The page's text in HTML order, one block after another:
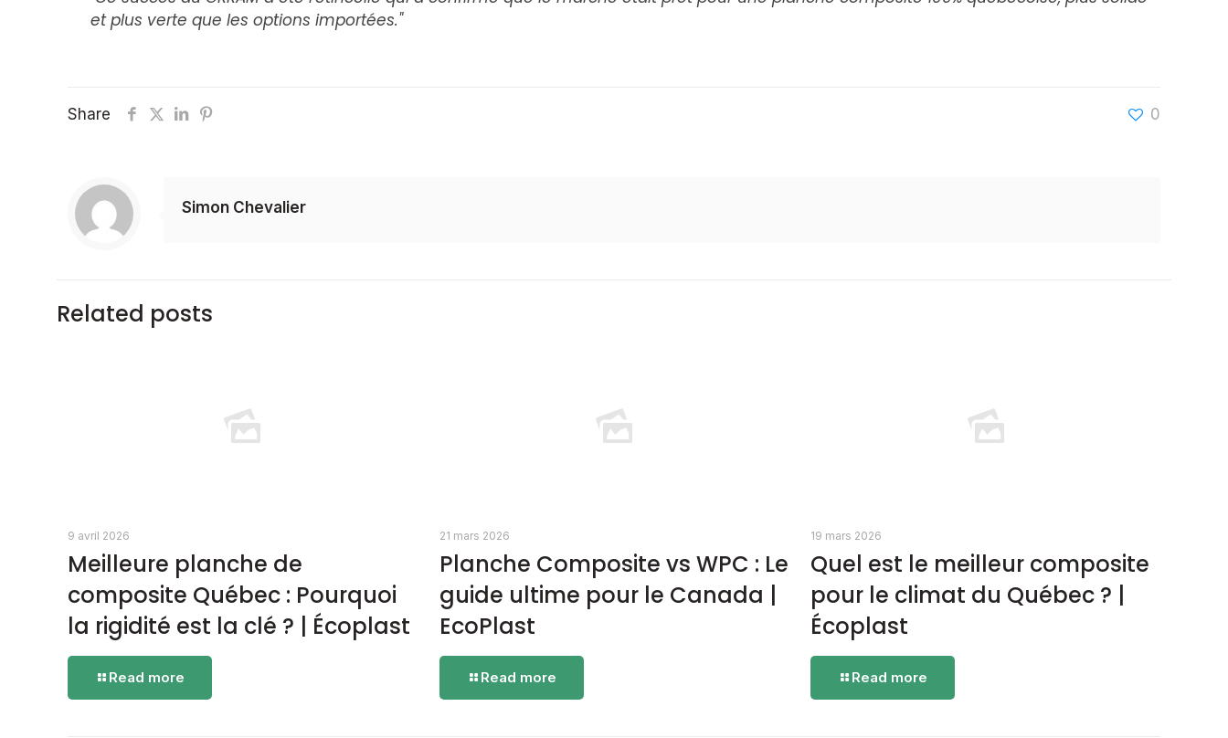
et plus verte que les options importées."
Share 0
Simon Chevalier
Related posts
9 avril 2026
Meilleure planche de
composite Québec : Pourquoi
la rigidité est la clé ? | Écoplast
Read more
Meilleure
21 mars 2026
Planche Composite vs WPC : Le
guide ultime pour le Canada |
EcoPlast
Read more-
Planche
19 mars 2026
Quel est le meilleur composite
pour le climat du Québec ? |
Écoplast
Read more
Quel